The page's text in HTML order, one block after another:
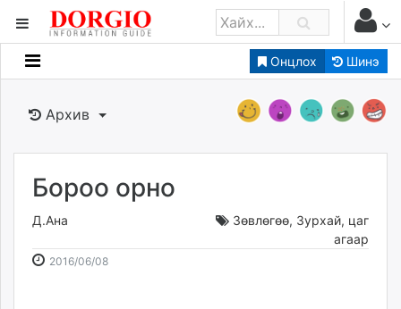
Онцлох Шинэ
Мэдээллийн
Банк санхүү
Бизнес ААН
Төрийн
Нийслэлийн
dorgio.mn
Архив
Бороо орно
Д.Ана Зөвлөгөө, Зурхай, цаг
агаар
2016/06/082016-
2026-